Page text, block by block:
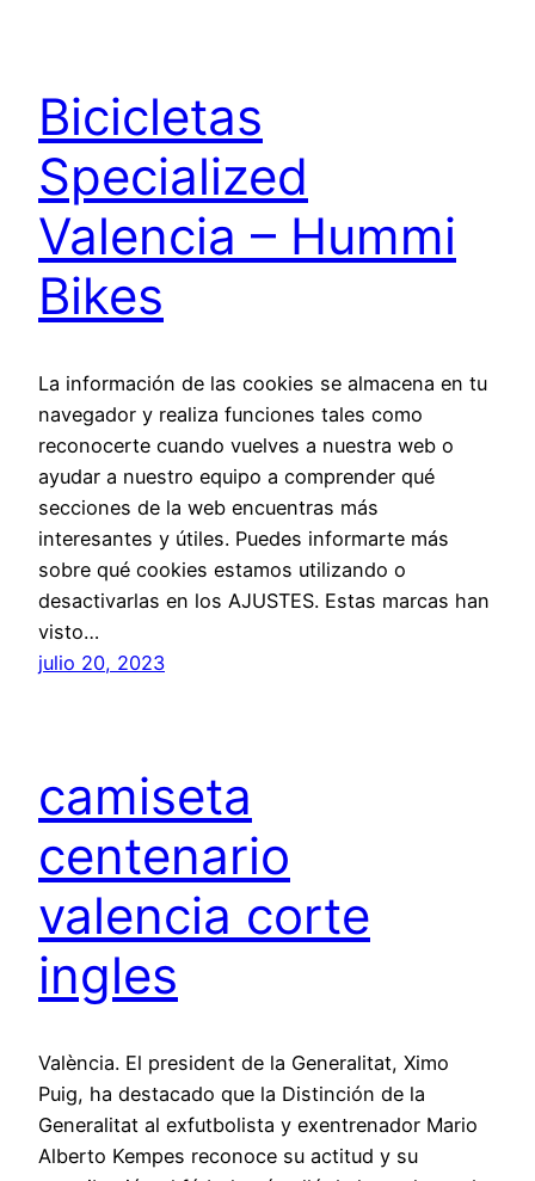
Bicicletas
Specialized
Valencia – Hummi
Bikes
La información de las cookies se almacena en tu
navegador y realiza funciones tales como
reconocerte cuando vuelves a nuestra web o
ayudar a nuestro equipo a comprender qué
secciones de la web encuentras más
interesantes y útiles. Puedes informarte más
sobre qué cookies estamos utilizando o
desactivarlas en los AJUSTES. Estas marcas han
visto…
julio 20, 2023
camiseta
centenario
valencia corte
ingles
València. El president de la Generalitat, Ximo
Puig, ha destacado que la Distinción de la
Generalitat al exfutbolista y exentrenador Mario
Alberto Kempes reconoce su actitud y su